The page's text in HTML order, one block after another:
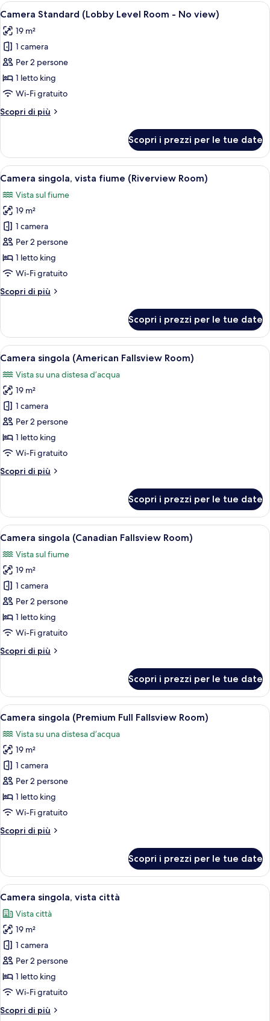
Apri
tutte
le
foto
per
Camera
Standard
Level
No
view)
Una camera d'albergo moderna
4
Camera Standard (Lobby Level Room - No view)
19 m²
1 camera
Per 2 persone
1 letto king
Wi-Fi gratuito
Scopri di più
Altri
Standard
(Lobby
Level
-
No
view)
Scopri i prezzi per le tue date
Apri
tutte
le
foto
per
Camera
singola,
vista
(Riverview
Camera d'albergo con un letto
5
Camera singola, vista fiume (Riverview Room)
Vista sul fiume
19 m²
1 camera
Per 2 persone
1 letto king
Wi-Fi gratuito
Scopri di più
Altri
singola,
vista
fiume
Room)
Scopri i prezzi per le tue date
Apri
tutte
le
foto
per
Camera
singola
(American
Fallsview
Room)
Una camera d'albergo con una
5
Camera singola (American Fallsview Room)
Vista su una distesa d’acqua
19 m²
1 camera
Per 2 persone
1 letto king
Wi-Fi gratuito
Scopri di più
Altri
singola
(American
Fallsview
Scopri i prezzi per le tue date
Apri
tutte
le
foto
per
Camera
singola
(Canadian
Fallsview
Room)
Una camera d'hotel con una grande
5
Camera singola (Canadian Fallsview Room)
Vista sul fiume
19 m²
1 camera
Per 2 persone
1 letto king
Wi-Fi gratuito
Scopri di più
Altri
singola
(Canadian
Fallsview
Scopri i prezzi per le tue date
Apri
tutte
le
foto
per
Camera
singola
(Premium
Fallsview
Una camera d'albergo con una
5
Camera singola (Premium Full Fallsview Room)
Vista su una distesa d’acqua
19 m²
1 camera
Per 2 persone
1 letto king
Wi-Fi gratuito
Scopri di più
Altri
singola
(Premium
Full
Room)
Scopri i prezzi per le tue date
Apri
tutte
le
foto
per
Camera
singola,
vista
Una camera d'albergo con una
5
Camera singola, vista città
Vista città
19 m²
1 camera
Per 2 persone
1 letto king
Wi-Fi gratuito
Scopri di più
Altri